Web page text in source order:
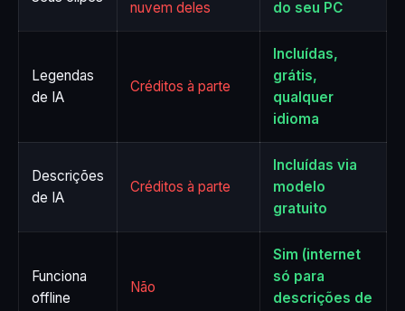
nuvem deles
do seu PC
Legendas
de IA
Créditos à parte
Incluídas,
grátis,
qualquer
idioma
Descrições
de IA
Créditos à parte
Incluídas via
modelo
gratuito
Funciona
offline
Não
Sim (internet
só para
descrições de